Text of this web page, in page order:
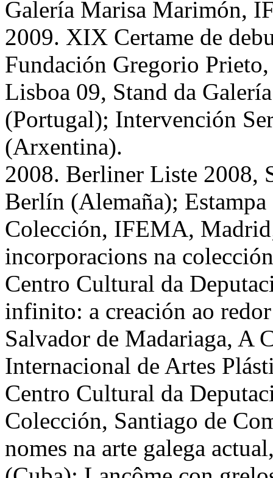
Galería Marisa Marimón,
2009. XIX Certame de
Fundación Gregorio
Lisboa 09, Stand da
(Portugal); Intervención
(Arxentina).
2008. Berliner Liste 2008,
Berlín (Alemaña);
Colección, IFEMA,
incorporacions na
Centro Cultural da
infinito: a creación ao
Salvador de Madariaga, A
Internacional de Artes
Centro Cultural da
Colección, Santiago de
nomes na arte galega